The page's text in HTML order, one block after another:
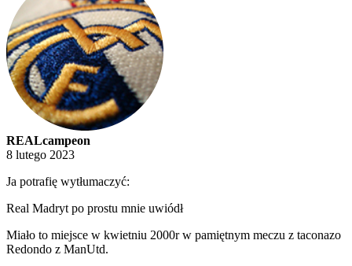
REALcampeon
8 lutego 2023
Ja potrafię wytłumaczyć:
Real Madryt po prostu mnie uwiódł
Miało to miejsce w kwietniu 2000r w pamiętnym meczu z taconazo
Redondo z ManUtd.